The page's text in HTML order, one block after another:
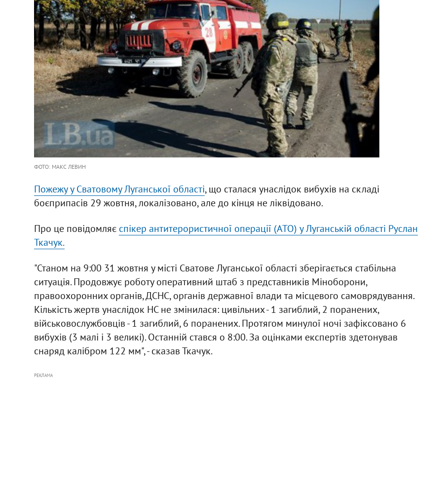
ФОТО: МАКС ЛЕВИН
Пожежу у Сватовому Луганської області, що сталася унаслідок вибухів на складі
боєприпасів 29 жовтня, локалізовано, але до кінця не ліквідовано.
Про це повідомляє спікер антитерористичної операції (АТО) у Луганській області Руслан
Ткачук.
"Станом на 9:00 31 жовтня у місті Сватове Луганської області зберігається стабільна
ситуація. Продовжує роботу оперативний штаб з представників Міноборони,
правоохоронних органів, ДСНС, органів державної влади та місцевого самоврядування.
Кількість жертв унаслідок НС не змінилася: цивільних - 1 загиблий, 2 поранених,
військовослужбовців - 1 загиблий, 6 поранених. Протягом минулої ночі зафіксовано 6
вибухів (3 малі і 3 великі). Останній стався о 8:00. За оцінками експертів здетонував
снаряд калібром 122 мм", - сказав Ткачук.
РЕКЛАМА